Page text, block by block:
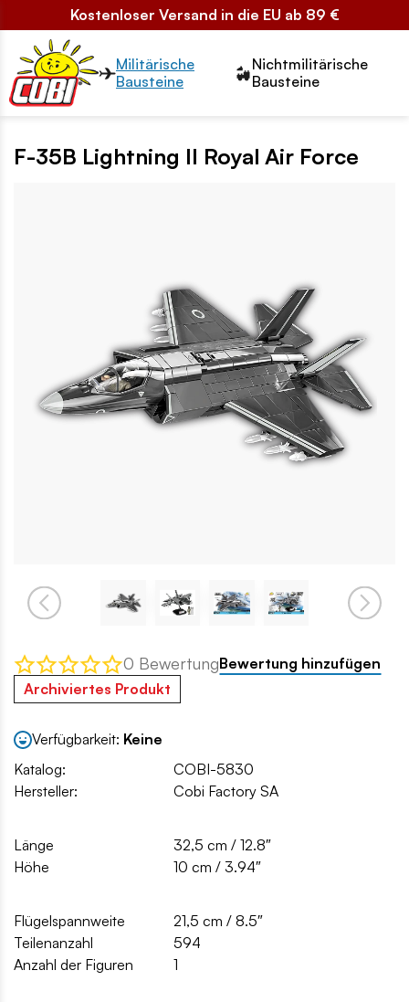
Kostenloser Versand in die EU ab 89 €
Przełącznik segmentów2
Militärische
Bausteine
Nichtmilitärische
Bausteine
F-35B Lightning II Royal Air Force
0 BewertungBewertung hinzufügen
Archiviertes Produkt
Verfügbarkeit: Keine
Katalog:
COBI-5830
Hersteller:
Cobi Factory SA
Länge
32,5 cm / 12.8″
Höhe
10 cm / 3.94″
Flügelspannweite
21,5 cm / 8.5″
Teilenanzahl
594
Anzahl der Figuren
1